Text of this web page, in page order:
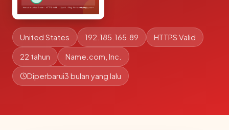
United States 192.185.165.89 HTTPS Valid
22 tahun Name.com, Inc.
Diperbarui3 bulan yang lalu